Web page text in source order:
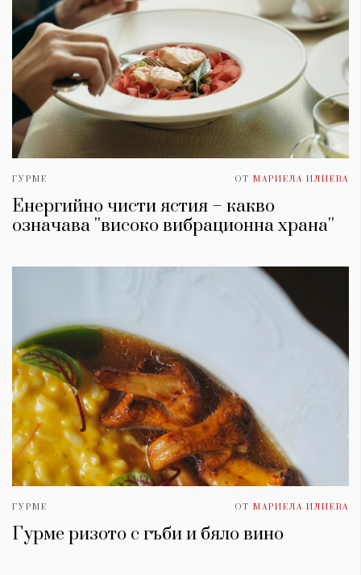
ГУРМЕ ОТ МАРИЕЛА ИЛИЕВА
Енергийно чисти ястия – какво
означава ''високо вибрационна храна''
ГУРМЕ ОТ МАРИЕЛА ИЛИЕВА
Гурме ризото с гъби и бяло вино